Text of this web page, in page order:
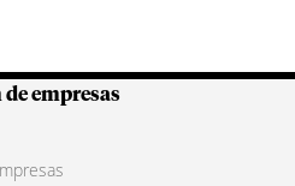
Colombianas
empresas